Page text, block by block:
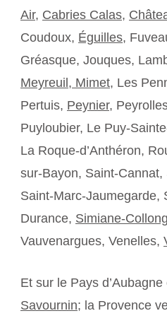
Air, Cabries Calas,
Coudoux, Éguilles,
Gréasque, Jouques,
Meyreuil, Mimet, Les
Pertuis, Peynier,
Puyloubier, Le Puy-
La Roque-d’Anthéron,
sur-Bayon, Saint-
Saint-Marc-Jaumegarde,
Durance, Simiane-
Vauvenargues, Venelles,
Et sur le Pays d’Aubagne
Savournin; la Provence